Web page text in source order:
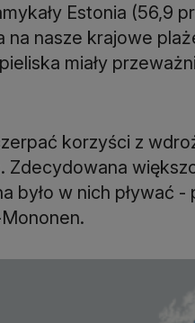
Estonia (56,9
nasze krajowe
miały
korzyści z
było w nich pływać